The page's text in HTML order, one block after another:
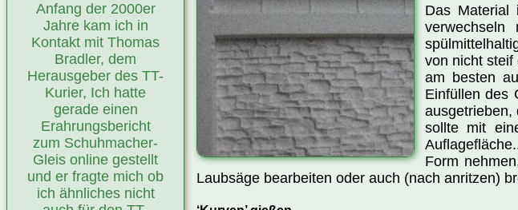
Anfang der 2000er
Jahre kam ich in
Kontakt mit Thomas
Bradler, dem
Herausgeber des TT-
Kurier, Ich hatte
gerade einen
Erahrungsbericht
zum Schuhmacher-
Gleis online gestellt
und er fragte mich ob
ich ähnliches nicht
Das Material
von nicht
am besten
Einfüllen des
ausgetrieben,
sollte mit
Form
Laubsäge bearbeiten oder auch (nach anritzen)